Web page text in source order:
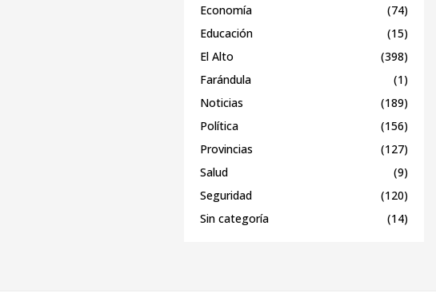
Economía
(74)
Educación
(15)
El Alto
(398)
Farándula
(1)
Noticias
(189)
Política
(156)
Provincias
(127)
Salud
(9)
Seguridad
(120)
Sin categoría
(14)